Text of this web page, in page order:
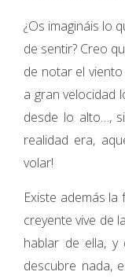
¿Os imagináis lo
de sentir? Creo
de notar el
a gran velocidad
desde lo alto…,
realidad era,
volar!
Existe además la
creyente vive de
hablar de ella,
descubre nada,